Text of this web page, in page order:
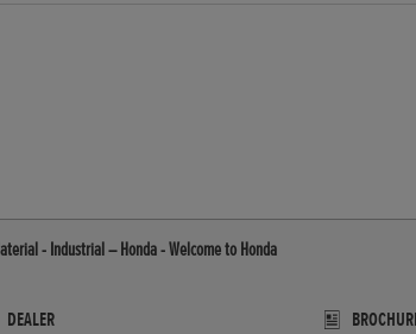
- Industrial – Honda - Welcome to Honda
DEALER